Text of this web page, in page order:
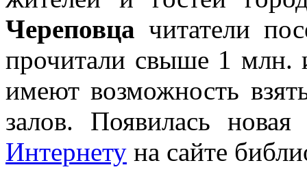
Череповца читатели
прочитали свыше 1 млн.
имеют возможность
залов. Появилась
Интернету на сайте